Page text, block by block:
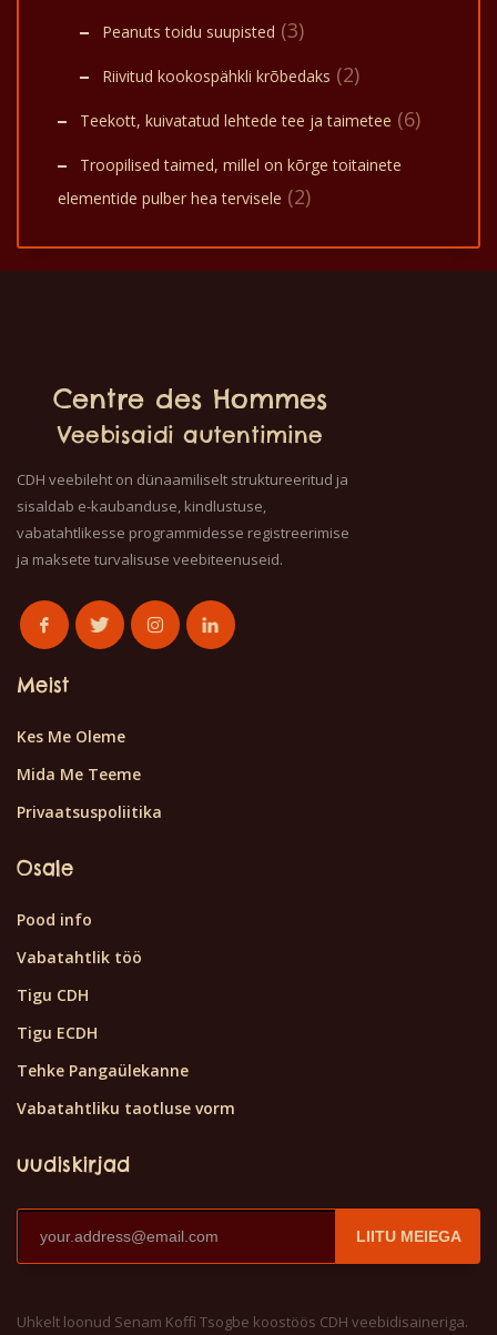
Peanuts toidu suupisted (3)
Riivitud kookospähkli krõbedaks (2)
Teekott, kuivatatud lehtede tee ja taimetee (6)
Troopilised taimed, millel on kõrge toitainete
elementide pulber hea tervisele (2)
Centre des Hommes
Veebisaidi autentimine
CDH veebileht on dünaamiliselt struktureeritud ja
sisaldab e-kaubanduse, kindlustuse,
vabatahtlikesse programmidesse registreerimise
ja maksete turvalisuse veebiteenuseid.
Meist
Kes Me Oleme
Mida Me Teeme
Privaatsuspoliitika
Osale
Pood info
Vabatahtlik töö
Tigu CDH
Tigu ECDH
Tehke Pangaülekanne
Vabatahtliku taotluse vorm
uudiskirjad
LIITU MEIEGA
Uhkelt loonud Senam Koffi Tsogbe koostöös CDH veebidisaineriga.